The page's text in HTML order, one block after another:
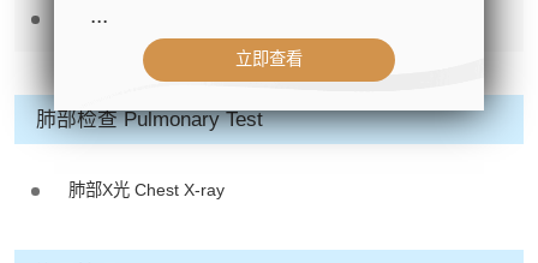
尿酸 Uric Acid
肺部检查 Pulmonary Test
肺部X光 Chest X-ray
- 公司名称：中环专科体检中心（The
- 地址：香港皇后大道中99号中环中
D1）
- WhatsApp：(852) 5543 0000
...
立即查看